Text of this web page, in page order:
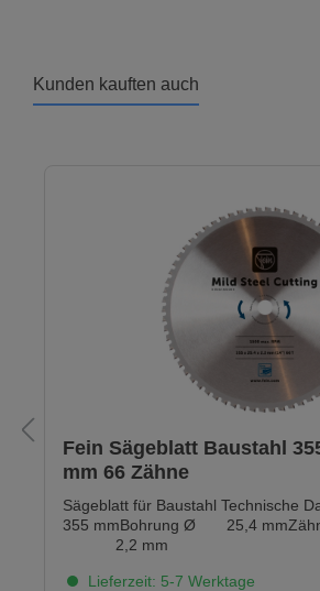
Kunden kauften auch
Fein Sägeblatt Baustahl
mm 66 Zähne
Sägeblatt für Baustahl Technische DatenSägeblatt Ø
355 mmBohrung Ø 25,4
2,2 mm
Lieferzeit: 5-7 Werktage